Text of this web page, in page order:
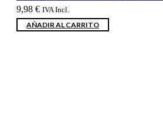
9,98 € IVA Incl.
AÑADIR AL CARRITO